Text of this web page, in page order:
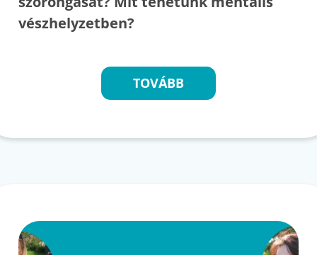
vészhelyzetben?
TOVÁBB